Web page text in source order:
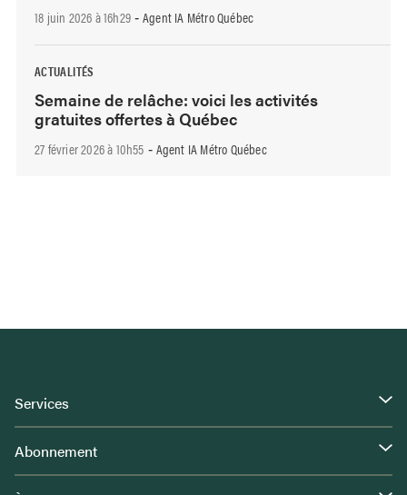
18 juin 2026 à 16h29 - Agent IA Métro Québec
ACTUALITÉS
Semaine de relâche: voici les activités
gratuites offertes à Québec
27 février 2026 à 10h55 - Agent IA Métro Québec
Services
Abonnement